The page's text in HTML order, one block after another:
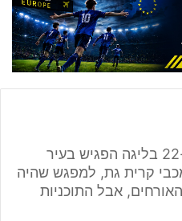
נערים ג' מרכז2: המחזור ה-22 בליגה הפגיש בעיר
קרית גת, למפגש שהיה
אבל התוכניות